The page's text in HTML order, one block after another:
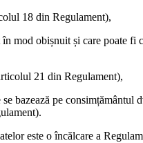
18 din Regulament),
obișnuit și care poate fi
21 din Regulament),
bazează pe
este o încălcare a